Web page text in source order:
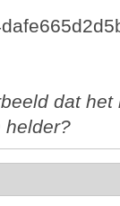
dat
helder?